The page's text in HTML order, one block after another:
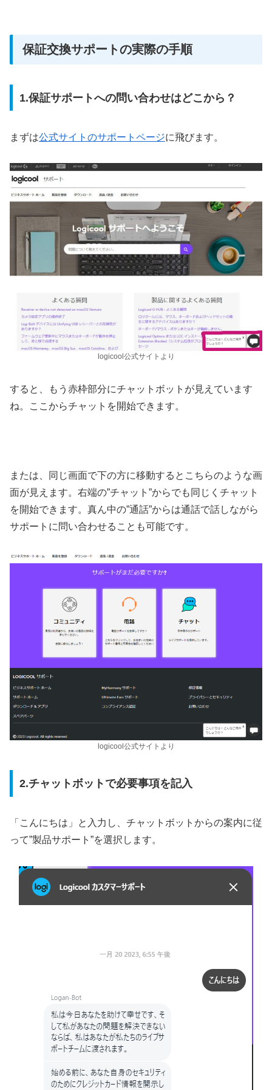
保証交換サポートの実際の手順
1.保証サポートへの問い合わせはどこから？
まずは公式サイトのサポートページに飛びます。
logicool公式サイトより
すると、もう赤枠部分にチャットボットが見えています
ね。ここからチャットを開始できます。
または、同じ画面で下の方に移動するとこちらのような画
面が見えます。右端の”チャット”からでも同じくチャット
を開始できます。真ん中の”通話”からは通話で話しながら
サポートに問い合わせることも可能です。
logicool公式サイトより
2.チャットボットで必要事項を記入
「こんにちは」と入力し、チャットボットからの案内に従
って”製品サポート”を選択します。